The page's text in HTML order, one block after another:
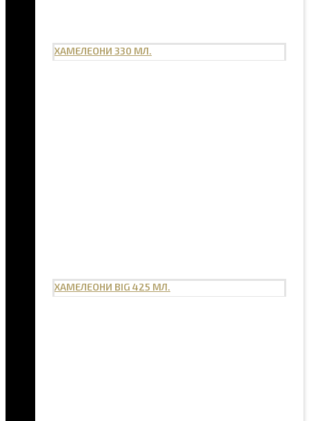
ХАМЕЛЕОНИ 330 МЛ.
ХАМЕЛЕОНИ BIG 425 МЛ.